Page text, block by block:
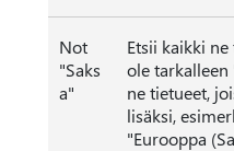
Not
"Saks
a"
Etsii kaikki
ole tarkalleen
ne tietueet,
lisäksi,
"Eurooppa